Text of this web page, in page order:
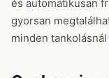
és automatikusan
gyorsan
minden